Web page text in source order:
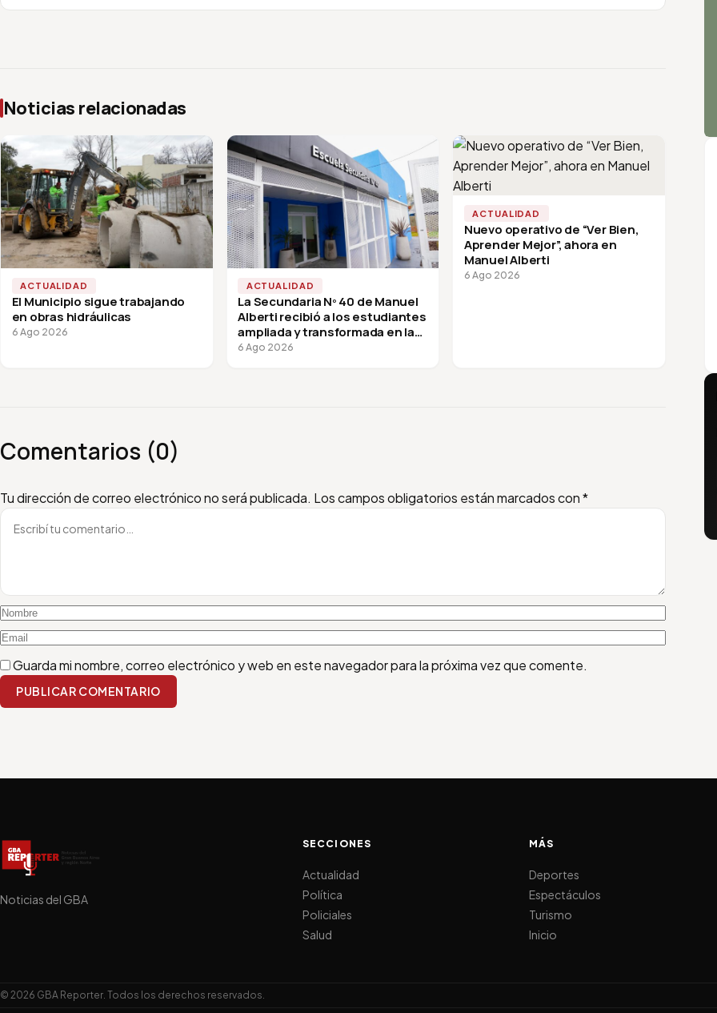
Noticias relacionadas
ACTUALIDAD
El Municipio sigue trabajando
en obras hidráulicas
6 Ago 2026
ACTUALIDAD
La Secundaria Nº 40 de Manuel
Alberti recibió a los estudiantes
ampliada y transformada en la
vuelta a clases
6 Ago 2026
ACTUALIDAD
Nuevo operativo de “Ver Bien,
Aprender Mejor”, ahora en
Manuel Alberti
6 Ago 2026
Comentarios (0)
Tu dirección de correo electrónico no será publicada. Los campos obligatorios están marcados con*
Escribí tu comentario
Nombre
Email
Guarda mi nombre, correo electrónico y web en este navegador para la próxima vez que comente.
PUBLICAR COMENTARIO
Noticias del GBA
SECCIONES
Actualidad
Política
Policiales
Salud
MÁS
Deportes
Espectáculos
Turismo
Inicio
© 2026 GBA Reporter. Todos los derechos reservados.